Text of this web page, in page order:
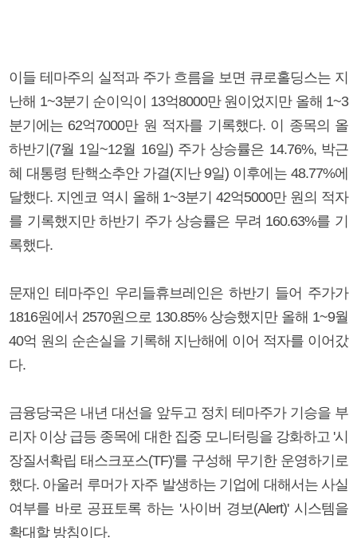
이들 테마주의 실적과 주가 흐름을 보면 큐로홀딩스는 지
난해 1~3분기 순이익이 13억8000만 원이었지만 올해 1~3
분기에는 62억7000만 원 적자를 기록했다. 이 종목의 올
하반기(7월 1일~12월 16일) 주가 상승률은 14.76%, 박근
혜 대통령 탄핵소추안 가결(지난 9일) 이후에는 48.77%에
달했다. 지엔코 역시 올해 1~3분기 42억5000만 원의 적자
를 기록했지만 하반기 주가 상승률은 무려 160.63%를 기
록했다.
문재인 테마주인 우리들휴브레인은 하반기 들어 주가가
1816원에서 2570원으로 130.85% 상승했지만 올해 1~9월
40억 원의 순손실을 기록해 지난해에 이어 적자를 이어갔
다.
금융당국은 내년 대선을 앞두고 정치 테마주가 기승을 부
리자 이상 급등 종목에 대한 집중 모니터링을 강화하고 '시
장질서확립 태스크포스(TF)'를 구성해 무기한 운영하기로
했다. 아울러 루머가 자주 발생하는 기업에 대해서는 사실
여부를 바로 공표토록 하는 '사이버 경보(Alert)' 시스템을
확대할 방침이다.